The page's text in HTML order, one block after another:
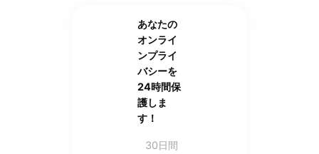
あなたの
オンライ
ンプライ
バシーを
24時間保
護しま
す！
30日間